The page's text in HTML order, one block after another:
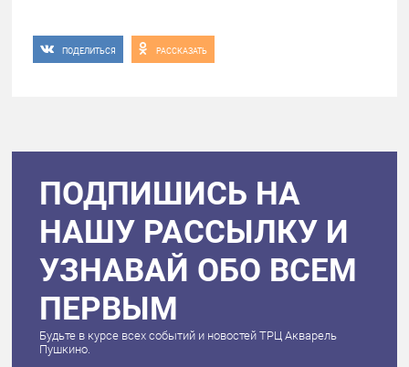
ПОДЕЛИТЬСЯ РАССКАЗАТЬ
ПОДПИШИСЬ НА
НАШУ РАССЫЛКУ И
УЗНАВАЙ ОБО ВСЕМ
ПЕРВЫМ
Будьте в курсе всех событий и новостей ТРЦ Акварель
Пушкино.